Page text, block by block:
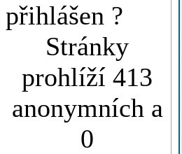
přihlášen ?
Stránky
prohlíží 413
anonymních a
0